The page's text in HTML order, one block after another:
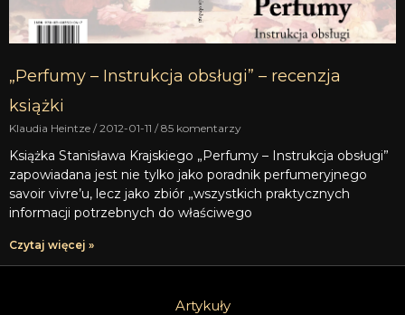
„Perfumy – Instrukcja obsługi” – recenzja
książki
Klaudia Heintze 2012-01-11 85 komentarzy
Książka Stanisława Krajskiego „Perfumy – Instrukcja obsługi”
zapowiadana jest nie tylko jako poradnik perfumeryjnego
savoir vivre’u, lecz jako zbiór „wszystkich praktycznych
informacji potrzebnych do właściwego
Czytaj więcej »
Artykuły